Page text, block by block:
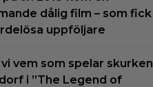
dålig film – som fick
uppföljare
vem som spelar skurken
i ”The Legend of